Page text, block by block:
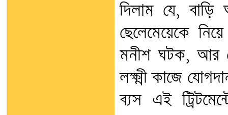
দিলাম যে, বাড়ি
ছেলেমেয়েকে
মনীশ ঘটক, আর
লক্ষ্মী কাজে
ব্যস এই